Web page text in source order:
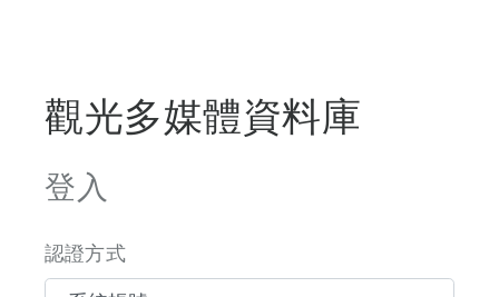
觀光多媒體資料庫
登入
認證方式